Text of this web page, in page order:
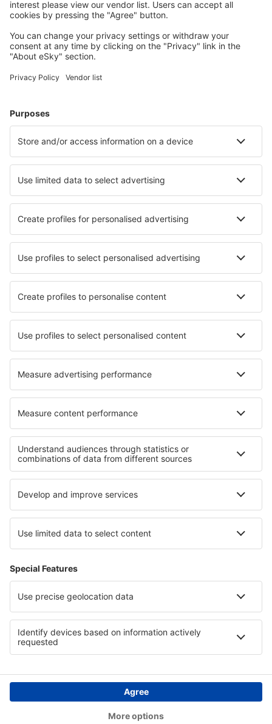
Milos Intl Airport (MLO)
Mikonos Airport (JMK)
Mytilene Airport (MJT)
Naxos Island Airport (JNX)
Preveza Lefkada Aktion (PVK)
Agia Paraskevi Santorini (JTR)
Sitia Airport (JSH)
Skiathos Airport (JSI)
Skyros Airport (SKU)
Syros Airport (JSY)